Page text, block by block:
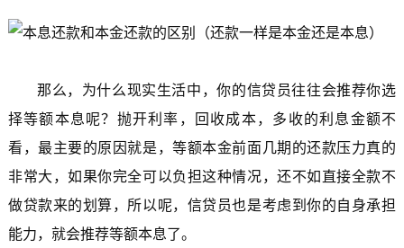
那么，为什么现实生活中，你的信贷员往往会推荐你选
择等额本息呢？抛开利率，回收成本，多收的利息金额不
看，最主要的原因就是，等额本金前面几期的还款压力真的
非常大，如果你完全可以负担这种情况，还不如直接全款不
做贷款来的划算，所以呢，信贷员也是考虑到你的自身承担
能力，就会推荐等额本息了。